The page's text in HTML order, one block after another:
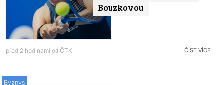
Bouzkovou
před 2 hodinami od ČTK ČÍST VÍCE
Byznys